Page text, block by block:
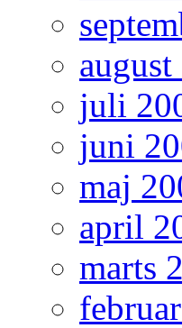
juli
juni
maj
april
marts